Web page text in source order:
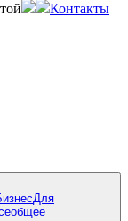
Контакты
Для